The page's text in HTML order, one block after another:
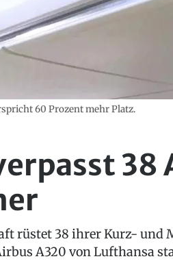
60 Prozent mehr Platz.
38
rüstet 38 ihrer Kurz-
A320 von Lufthansa